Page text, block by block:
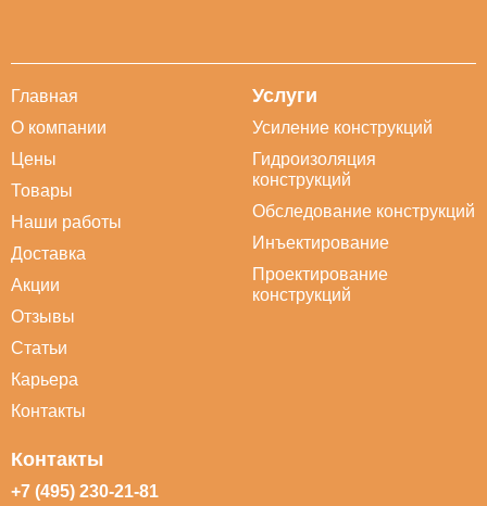
Главная
О компании
Цены
Товары
Наши работы
Доставка
Акции
Отзывы
Статьи
Карьера
Контакты
Услуги
Усиление конструкций
Гидроизоляция
конструкций
Обследование конструкций
Инъектирование
Проектирование
конструкций
Контакты
+7 (495) 230-21-81